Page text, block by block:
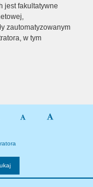
jest fakultatywne
zautomatyzowanym
w tym